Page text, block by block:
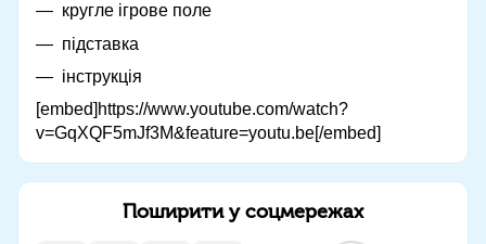
кругле ігрове поле
підставка
інструкція
[embed]https://www.youtube.com/watch?
v=GqXQF5mJf3M&feature=youtu.be[/embed]
Поширити у соцмережах